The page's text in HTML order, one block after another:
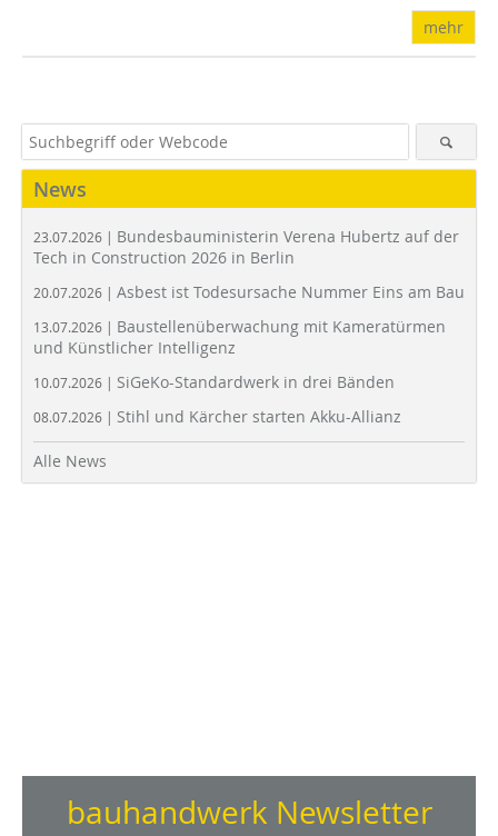
mehr
News
23.07.2026 | Bundesbauministerin Verena Hubertz auf der
Tech in Construction 2026 in Berlin
20.07.2026 | Asbest ist Todesursache Nummer Eins am Bau
13.07.2026 | Baustellenüberwachung mit Kameratürmen
und Künstlicher Intelligenz
10.07.2026 | SiGeKo-Standardwerk in drei Bänden
08.07.2026 | Stihl und Kärcher starten Akku-Allianz
Alle News
bauhandwerk Newsletter